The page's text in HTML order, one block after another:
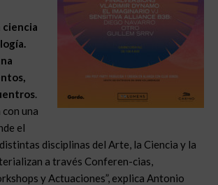
ciencia
.
una
el
disciplinas del Arte, la Ciencia y la
a través Conferen-cias,
y Actuaciones”, explica Antonio